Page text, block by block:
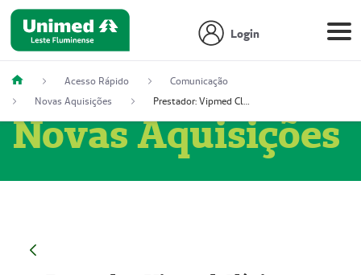
Login
Acesso Rápido
Comunicação
Novas Aquisições
Prestador: Vipmed Clínica Geral Ltda, 51004349-0 (Nome Fantasia: Policlínica Master)
Novas Aquisições